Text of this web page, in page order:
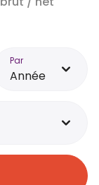
Par
Année